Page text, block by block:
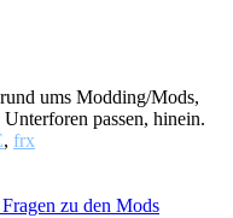
ums Modding/Mods,
passen, hinein.
, frx
zu den Mods